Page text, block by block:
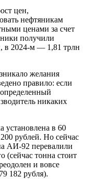
цен,
нефтяникам
ценами за счет
получили
в 2024-м — 1,81 трлн
желания
правило: если
никаких
установлена в 60
рублей. Но сейчас
АИ-92 перевалили
(сейчас тонна стоит
и вовсе
182 рубля).